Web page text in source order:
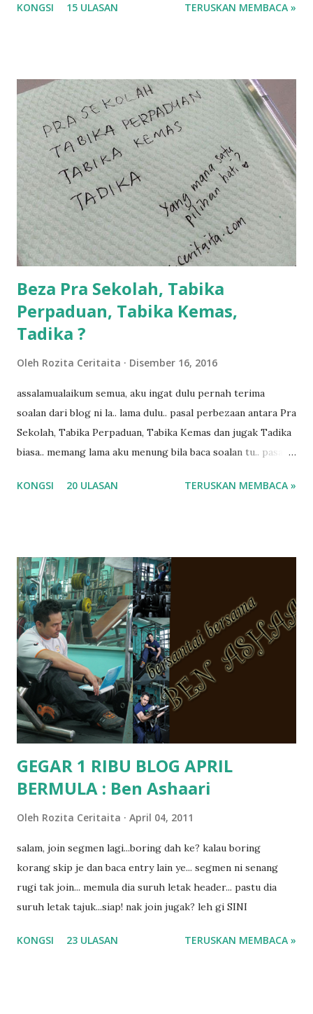
tau? yang sebut tu anak aku....diulangi ANAK AKU ....adoiiii
balik keja aku ajak la shah singgah Giant beli barang
sikit...dalam perjalanan dari dalam kereta tu biasalah kan
kami memang akan pimpin anak-anak jalan sampai masuk
dalam... dan kebiasanya bagi anak 4 macam kami ni bahagi-
bahagi lah siapa nak pimpin siapa... dan biasanya aku akan
dukung adik hadi sambil pimpin kakak husna... yang abg
ngah dengan abg long terserah pada shah la pulak.. tapi
kalau ikut anak-anak semua nak ummi pimpin... ajer rebeh
ba...
KONGSI 15 ULASAN TERUSKAN MEMBACA »
Beza Pra Sekolah, Tabika
Perpaduan, Tabika Kemas,
Tadika ?
Oleh Rozita Ceritaita Disember 16, 2016
assalamualaikum semua, aku ingat dulu pernah terima
soalan dari blog ni la.. lama dulu.. pasal perbezaan antara Pra
Sekolah, Tabika Perpaduan, Tabika Kemas dan jugak Tadika
biasa.. memang lama aku menung bila baca soalan tu.. pasal
ko.. masa tu aku baru je ada anak sorang dan aku hentam je
tanya sapa-sapa pun masa tu.. bila fikir-fikirkan balik terasa
jugak masa alahai teruknya kami sebagai ibubapa.. dan kami
terasa jugak semakin teruk bila abg long dah masuk 2 tahun
kat salah satu tadika swasta ni.. tapi nampaknya kenal huruf
pun tak tau.. pengsan aku bila ingat balik.. aku mula fikir
mungkin sebab abg long sendiri jenis budak yang ada
masalah dyslexia.. tapi minor la.. nanti la aku cerita pasal
dyslexia tu.. lepas tu kami buat keputusan pu...
KONGSI 20 ULASAN TERUSKAN MEMBACA »
GEGAR 1 RIBU BLOG APRIL
BERMULA : Ben Ashaari
Oleh Rozita Ceritaita April 04, 2011
salam, join segmen lagi...boring dah ke? kalau boring
korang skip je dan baca entry lain ye... segmen ni senang
rugi tak join... memula dia suruh letak header... pastu dia
suruh letak tajuk...siap! nak join jugak? leh gi SINI
KONGSI 23 ULASAN TERUSKAN MEMBACA »